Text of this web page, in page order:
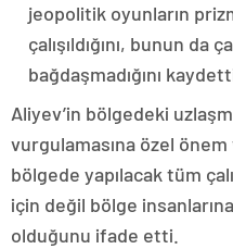
jeopolitik oyunların
çalışıldığını, bunun da
bağdaşmadığını
Aliyev’in bölgedeki
vurgulamasına özel
bölgede yapılacak tüm
için değil bölge
olduğunu ifade etti.